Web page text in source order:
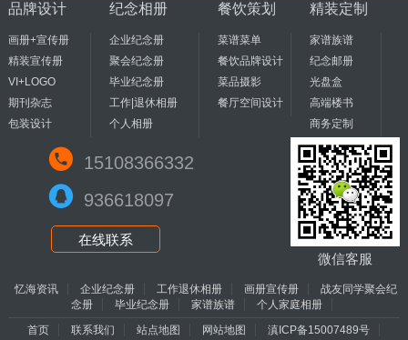
品牌设计
画册+宣传册
精装宣传册
VI+LOGO
期刊杂志
包装设计
纪念相册
企业纪念册
聚会纪念册
毕业纪念册
工作|退休相册
个人相册
餐饮策划
菜谱菜单
餐饮品牌设计
菜品摄影
餐厅空间设计
精装定制
家谱族谱
纪念邮册
光盘盒
高端楼书
商务定制
15108366332
936618097
在线联系
微信客服
忆海资讯 企业纪念册 工作退休相册 画册宣传册
战友同学聚会纪
念册
毕业纪念册 家谱族谱
个人家庭相册
首页
联系我们 站点地图 网站地图
滇ICP备15007489号